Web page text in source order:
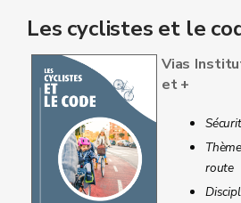
Les cyclistes et le
Vias
et +
route